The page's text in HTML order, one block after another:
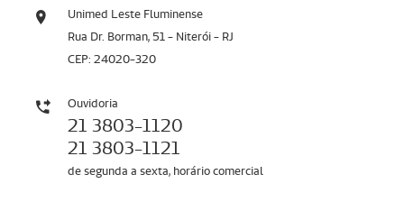
Unimed Leste Fluminense
Rua Dr. Borman, 51 - Niterói - RJ
CEP: 24020-320
Ouvidoria
21 3803-1120
21 3803-1121
de segunda a sexta, horário comercial